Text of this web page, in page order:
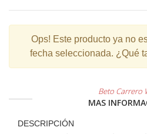
Ops! Este producto ya no
fecha seleccionada. ¿Qué
Beto Carrero
MAS
DESCRIPCIÓN